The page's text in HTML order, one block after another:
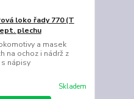
loko řady 770 (T
plechu
a masek
na ochoz i nádrž z
s nápisy
Skladem